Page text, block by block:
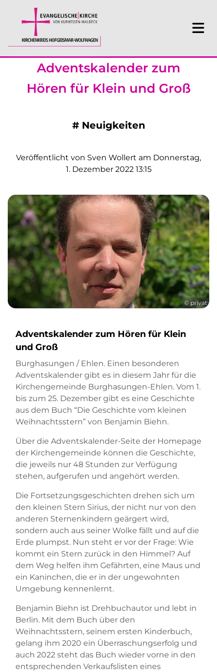
Adventskalender zum
Hören für Klein und Groß
# Neuigkeiten
Veröffentlicht von Sven Wollert am Donnerstag,
1. Dezember 2022 13:15
© privat
Adventskalender zum Hören für Klein
und Groß
Burghasungen / Ehlen. Einen besonderen
Adventskalender gibt es in diesem Jahr für die
Kirchengemeinde Burghasungen-Ehlen. Vom 1.
bis zum 25. Dezember gibt es eine Geschichte
aus dem Buch “Die Geschichte vom kleinen
Weihnachtsstern” von Benjamin Biehn.
Über die Adventskalender-Seite der Homepage
der Kirchengemeinde können die Geschichte,
die jeweils nur 48 Stunden zur Verfügung
stehen, aufgerufen und angehört werden.
Die Fortsetzungsgeschichten drehen sich um
den kleinen Stern Sirius, der nicht nur von den
anderen Sternenkindern geärgert wird,
sondern auch aus seiner Wolke fällt und auf die
Erde plumpst. Nun steht er vor der Frage: Wie
kommt ein Stern zurück in den Himmel? Auf
dem Weg helfen ihm Gefährten, eine Maus und
ein Kaninchen, die er in der ungewohnten
Umgebung kennenlernt.
Benjamin Biehn ist Drehbuchautor und lebt in
Berlin. Mit dem Buch über den
Weihnachtsstern, seinem ersten Kinderbuch,
gelang ihm 2020 ein Überraschungserfolg und
auch 2022 steht das Buch wieder vorne in den
entsprechenden Verkaufslisten eines